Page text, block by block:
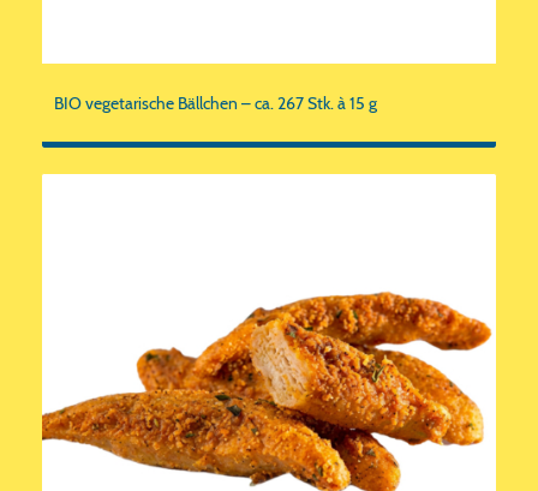
BIO vegetarische Bällchen – ca. 267 Stk. à 15 g